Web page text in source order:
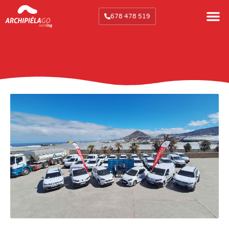
678 478 519
Elena Casas octubre 27, 2025